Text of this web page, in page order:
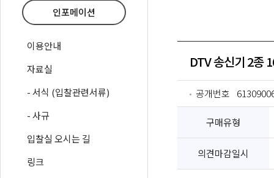
인포메이션
이용안내
자료실
- 서식 (입찰관련서류)
- 사규
입찰실 오시는 길
링크
DTV 송신기 2종
공개번호
구매유형
의견마감일시